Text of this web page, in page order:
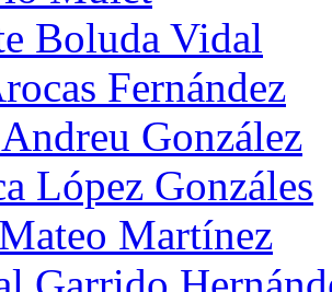
Boluda Vidal
Fernández
González
López Gonzáles
Martínez